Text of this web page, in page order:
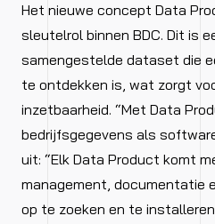
Het nieuwe concept Data
sleutelrol binnen BDC. Dit is
samengestelde dataset die
te ontdekken is, wat zorgt
inzetbaarheid. “Met Data
bedrijfsgegevens als
uit: “Elk Data Product komt
management, documentatie
op te zoeken en te